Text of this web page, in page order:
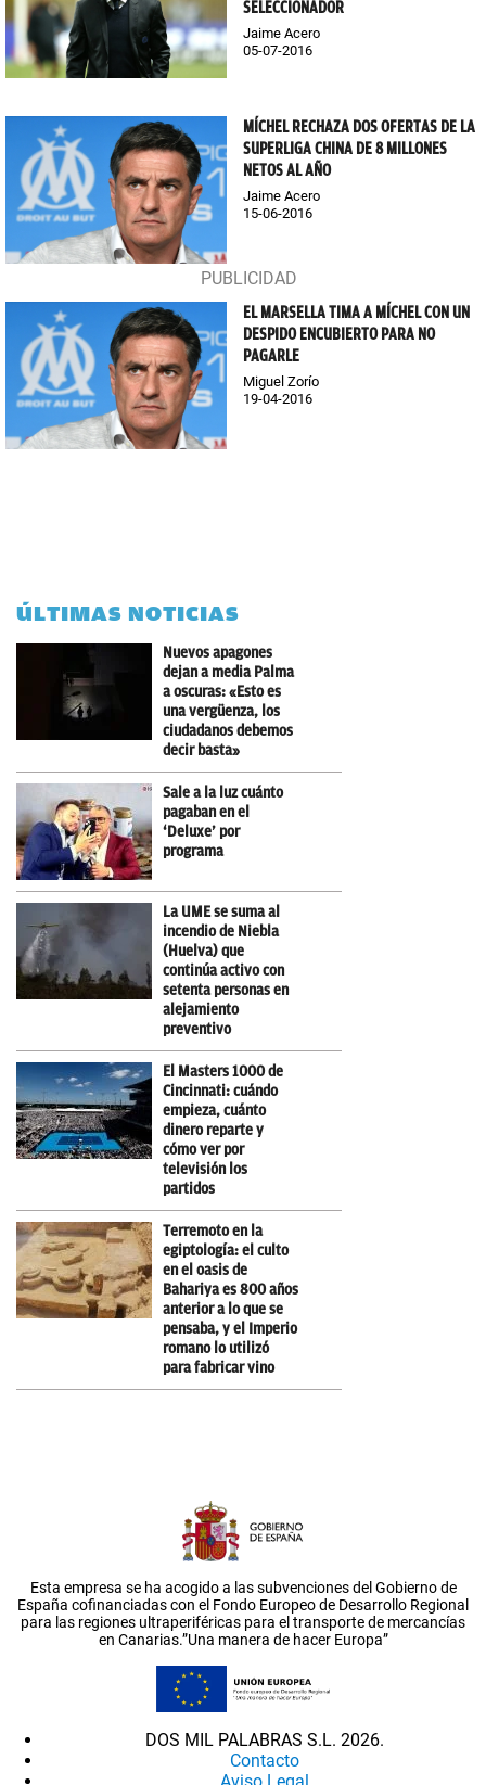
SELECCIONADOR
Jaime Acero
05-07-2016
MÍCHEL RECHAZA DOS OFERTAS DE LA
SUPERLIGA CHINA DE 8 MILLONES
NETOS AL AÑO
Jaime Acero
15-06-2016
EL MARSELLA TIMA A MÍCHEL CON UN
DESPIDO ENCUBIERTO PARA NO
PAGARLE
Miguel Zorío
19-04-2016
ÚLTIMAS NOTICIAS
Nuevos apagones
dejan a media Palma
a oscuras: «Esto es
una vergüenza, los
ciudadanos debemos
decir basta»
Sale a la luz cuánto
pagaban en el
‘Deluxe’ por
programa
La UME se suma al
incendio de Niebla
(Huelva) que
continúa activo con
setenta personas en
alejamiento
preventivo
El Masters 1000 de
Cincinnati: cuándo
empieza, cuánto
dinero reparte y
cómo ver por
televisión los
partidos
Terremoto en la
egiptología: el culto
en el oasis de
Bahariya es 800 años
anterior a lo que se
pensaba, y el Imperio
romano lo utilizó
para fabricar vino
Esta empresa se ha acogido a las subvenciones del Gobierno de
España cofinanciadas con el Fondo Europeo de Desarrollo Regional
para las regiones ultraperiféricas para el transporte de mercancías
en Canarias.”Una manera de hacer Europa”
DOS MIL PALABRAS S.L. 2026.
Contacto